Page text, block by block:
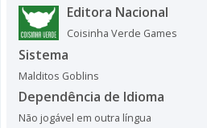
Editora Nacional
Coisinha Verde Games
Sistema
Malditos Goblins
Dependência de Idioma
Não jogável em outra língua